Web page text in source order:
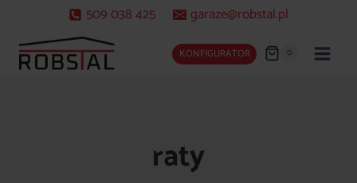
treści
509 038 425 garaze@robstal.pl
KONFIGURATOR 0
raty